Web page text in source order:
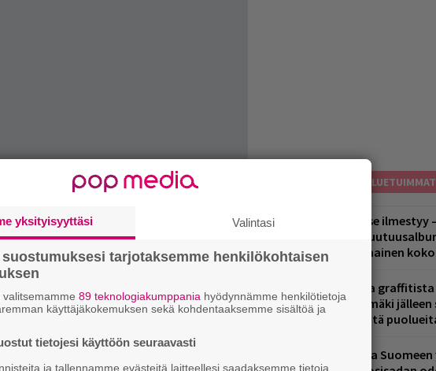
toimittajamme kanssa muutaman
lähemmäs maanpintaa. Tällä
LUETUIMMAT
Huomenna se ilmestyy
A.W. Yrjänän
mammuttimainen
Laittomasta
Paavo Arhinmäki
kädessä – näitä
Weezer palaa Suomeen
yksityisyyttäsi Valintasi
tarjotaksemme henkilökohtaisen
89 teknologiakumppania hyödynnämme henkilötietoja
käyttäjäkokemuksen sekä kohdentaaksemme sisältöä ja
tietojesi käyttöön seuraavasti
ja tallennamme evästeitä laitteellesi saadaksemme tietoja